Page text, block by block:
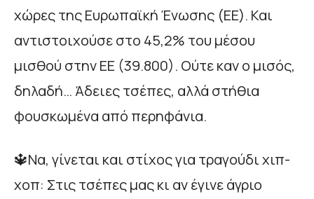
χώρες της Ευρωπαϊκή Ένωσης (ΕΕ). Και
αντιστοιχούσε στο 45,2% του μέσου
μισθού στην ΕΕ (39.800). Ούτε καν ο μισός,
δηλαδή… Άδειες τσέπες, αλλά στήθια
φουσκωμένα από περηφάνια.
🔱Να, γίνεται και στίχος για τραγούδι χιπ-
χοπ: Στις τσέπες μας κι αν έγινε άγριο